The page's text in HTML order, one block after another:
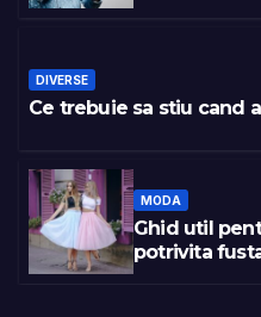
DIVERSE
Ce trebuie sa stiu cand
MODA
Ghid util
potrivita